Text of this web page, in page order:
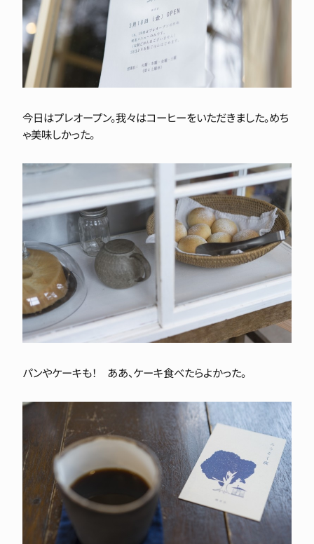
今日はプレオープン。我々はコーヒーをいただきました。めち
ゃ美味しかった。
パンやケーキも！ ああ、ケーキ食べたらよかった。